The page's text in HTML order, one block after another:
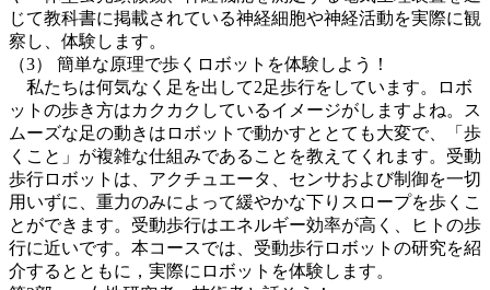
じて教科書に掲載されている神経細胞や神経活動を実際に観
察し、体験します。
（3） 簡単な原理で歩くロボットを体験しよう！
私たちは何気なく足を出して2足歩行をしています。ロボ
ットの歩き方はカクカクしているイメージがしますよね。ス
ムーズな足の動きはロボットで動かすととても大変で、「歩
くこと」が複雑な仕組みであることを教えてくれます。受動
歩行ロボットは、アクチュエータ、センサおよび制御を一切
用いずに、重力のみによって緩やかな下りスロープを歩くこ
とができます。受動歩行はエネルギー効率が高く、ヒトの歩
行に近いです。本コースでは、受動歩行ロボットの研究を紹
介するとともに，実際にロボットを体験します。